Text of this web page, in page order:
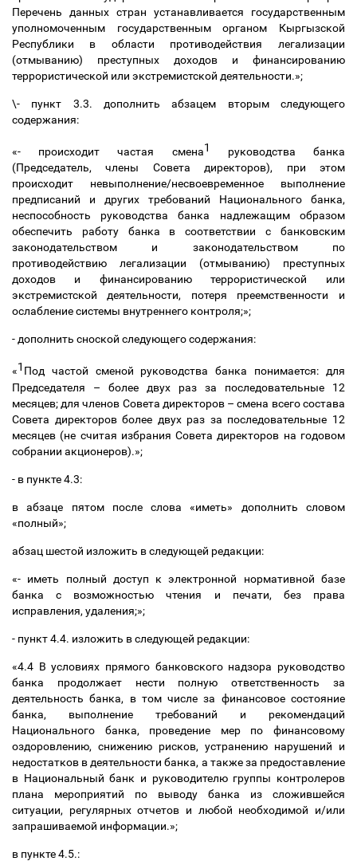
Перечень данных стран устанавливается государственным
уполномоченным государственным органом Кыргызской
Республики в области противодействия легализации
(отмыванию) преступных доходов и финансированию
террористической или экстремистской деятельности.»;
\- пункт 3.3. дополнить абзацем вторым следующего
содержания:
«- происходит частая смена1
руководства банка
(Председатель, члены Совета директоров), при этом
происходит невыполнение/несвоевременное выполнение
предписаний и других требований Национального банка,
неспособность руководства банка надлежащим образом
обеспечить работу банка в соответствии с банковским
законодательством и законодательством по
противодействию легализации (отмыванию) преступных
доходов и финансированию террористической или
экстремистской деятельности, потеря преемственности и
ослабление системы внутреннего контроля;»;
- дополнить сноской следующего содержания:
«1 Под частой сменой руководства банка понимается: для
Председателя – более двух раз за последовательные 12
месяцев; для членов Совета директоров – смена всего состава
Совета директоров более двух раз за последовательные 12
месяцев (не считая избрания Совета директоров на годовом
собрании акционеров).»;
- в пункте 4.3:
в абзаце пятом после слова «иметь» дополнить словом
«полный»;
абзац шестой изложить в следующей редакции:
«- иметь полный доступ к электронной нормативной базе
банка с возможностью чтения и печати, без права
исправления, удаления;»;
- пункт 4.4. изложить в следующей редакции:
«4.4 В условиях прямого банковского надзора руководство
банка продолжает нести полную ответственность за
деятельность банка, в том числе за финансовое состояние
банка, выполнение требований и рекомендаций
Национального банка, проведение мер по финансовому
оздоровлению, снижению рисков, устранению нарушений и
недостатков в деятельности банка, а также за предоставление
в Национальный банк и руководителю группы контролеров
плана мероприятий по выводу банка из сложившейся
ситуации, регулярных отчетов и любой необходимой и/или
запрашиваемой информации.»;
в пункте 4.5.: